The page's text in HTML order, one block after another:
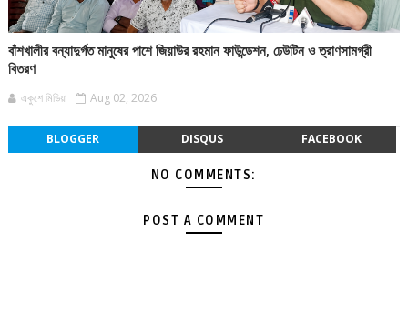
বাঁশখালীর বন্যাদুর্গত মানুষের পাশে জিয়াউর রহমান ফাউন্ডেশন, ঢেউটিন ও ত্রাণসামগ্রী
বিতরণ
একুশে মিডিয়া Aug 02, 2026
BLOGGER DISQUS FACEBOOK
NO COMMENTS:
POST A COMMENT